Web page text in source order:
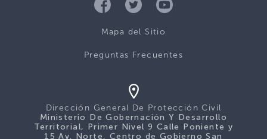
Mapa del Sitio
Preguntas Frecuentes
Dirección General De Protección Civil
Ministerio De Gobernación Y Desarrollo
Territorial, Primer Nivel 9 Calle Poniente y
15 Av. Norte, Centro de Gobierno San